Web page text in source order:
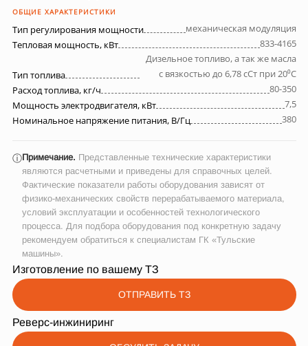
ОБЩИЕ ХАРАКТЕРИСТИКИ
Тип регулирования мощности
механическая модуляция
Тепловая мощность, кВт
833-4165
Тип топлива
Дизельное топливо, а так же масла
с вязкостью до 6,78 сСт при 20⁰С
Расход топлива, кг/ч
80-350
Мощность электродвигателя, кВт
7,5
Номинальное напряжение питания, В/Гц
380
ⓘПримечание. Представленные технические характеристики
являются расчетными и приведены для справочных целей.
Фактические показатели работы оборудования зависят от
физико-механических свойств перерабатываемого материала,
условий эксплуатации и особенностей технологического
процесса. Для подбора оборудования под конкретную задачу
рекомендуем обратиться к специалистам ГК «Тульские
машины».
Изготовление по вашему ТЗ
ОТПРАВИТЬ ТЗ
Реверс-инжиниринг